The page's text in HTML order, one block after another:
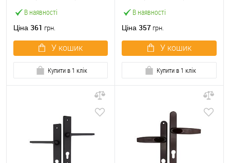
В наявності
Ціна 361 грн.
У кошик
Купити в 1 клік
В наявності
Ціна 357 грн.
У кошик
Купити в 1 клік